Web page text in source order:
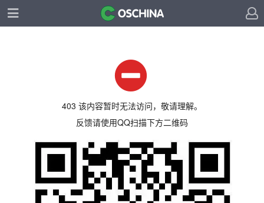
403 该内容暂时无法访问，敬请理解。
反馈请使用QQ扫描下方二维码